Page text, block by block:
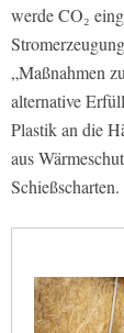
werde CO₂
„Maßnahmen
alternative
Plastik an die
aus
Schießscharten.